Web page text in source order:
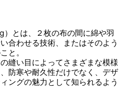
とは、２枚の布の間に綿や羽
合わせる技術、またはそのよう
と。
縫い目によってさまざまな模様
防寒や耐久性だけでなく、デザ
ングの魅力として知られるよう